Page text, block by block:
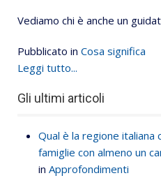
Vediamo chi è anche un
Pubblicato in Cosa significa
Leggi tutto...
Gli ultimi articoli
Qual è la regione italiana
famiglie con almeno un
in Approfondimenti